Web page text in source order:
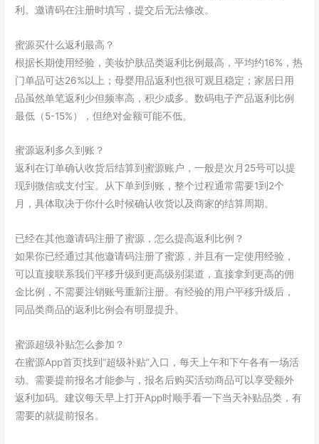
利。邀请码在注册时填写，提交后无法修改。
蜜源买什么返利最高？
根据长期使用经验，美妆护肤品类返利比例最高，平均约16%，热
门单品可达26%以上；母婴用品返利也很可观且稳定；家居日用
品虽然单笔返利少但频率高，积少成多。数码电子产品返利比例
最低（5-15%），但绝对金额可能不低。
蜜源返利多久到账？
返利在订单确认收货后结算到蜜源账户，一般是次月25号可以提
现到微信或支付宝。从下单到到账，整个过程通常需要1到2个
月，具体取决于你什么时候确认收货以及商家的结算周期。
已经在其他邀请码注册了蜜源，怎么提高返利比例？
如果你已经通过其他邀请码注册了蜜源，并且有一定使用经验，
可以直接联系我们平移升级到更高级别渠道，直接拿到更高的佣
金比例，不需要注销账号重新注册。有经验的用户平移升级后，
同品类商品的返利比例会有明显提升。
蜜源超级补贴怎么参加？
在蜜源App首页找到”超级补贴”入口，每天上午和下午各有一场活
动。需要提前报名才能参与，报名后购买活动商品可以享受额外
返利加码。建议每天早上打开App时顺手看一下当天补贴品类，有
需要的就提前报名。